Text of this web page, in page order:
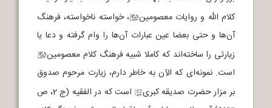
کلام الله و روایات معصومینb، خواسته ناخواسته، فرهنگ
آن‌ها و حتی بعضا عین عبارات آن‌ها را وام گرفته و دعا یا
زیارتی را ساخته‌اند که کاملا شبیه فرهنگ کلام معصومینb
است. نمونه‌ای که الآن به خاطر دارم، زیارت مرحوم صدوق
بر مزار حضرت صدیقه کبریh
است که در الفقیه (ج 2، ص